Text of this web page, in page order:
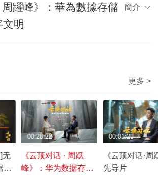
周躍峰》：華為數據存儲
明
簡介
更多 >
无
不
《云顶对话 · 周跃
峰》：华为数据存储
00:28:22
《云顶对话·周
先导片
00:01:28